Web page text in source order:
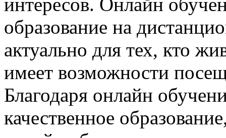
интересов. Онлайн
образование на
актуально для тех, кто
имеет возможности
Благодаря онлайн
качественное